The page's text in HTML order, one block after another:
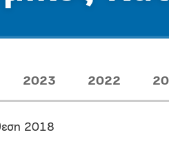
2023 2022
2018